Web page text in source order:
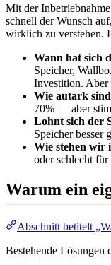
Mit der
schnell der Wunsch
wirklich zu verstehen.
Wann hat sich
Speicher,
Investition. Aber
Wie autark
70% — aber
Lohnt sich der
Speicher besser
Wie stehen wir
oder schlecht für
Warum ein
Abschnitt betitelt
Bestehende Lösungen